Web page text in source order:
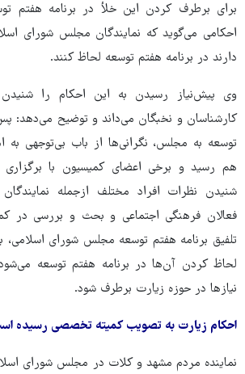
برای برطرف کردن این خلأ در برنامه هفتم
احکامی می‌گوید که نمایندگان مجلس شورای
دارند در برنامه هفتم توسعه لحاظ کنند.
وی پیش‌نیاز رسیدن به این احکام را
کارشناسان و نخبگان می‌داند و توضیح می‌دهد:
توسعه به مجلس، نگرانی‌ها از باب بی‌توجهی به
هم رسید و برخی اعضای کمیسیون با
شنیدن نظرات افراد مختلف ازجمله نمایندگان
فعالان فرهنگی اجتماعی و بحث و بررسی در
تلفیق برنامه هفتم توسعه مجلس شورای اسلامی،
لحاظ کردن آن‌ها در برنامه هفتم توسعه
نیازها در حوزه زیارت برطرف شود.
احکام زیارت به تصویب کمیته تخصصی رسیده‌
نماینده مردم مشهد و کلات در مجلس شورای